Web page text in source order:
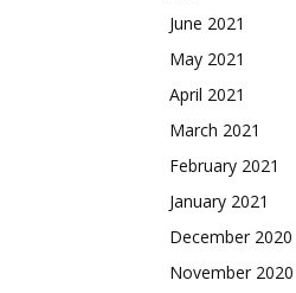
June 2021
May 2021
April 2021
March 2021
February 2021
January 2021
December 2020
November 2020